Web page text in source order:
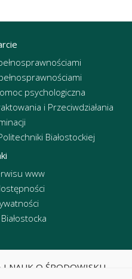
psychologiczna
i Przeciwdziałania
Białostockiej
www
NAUK O ŚRODOWISKU